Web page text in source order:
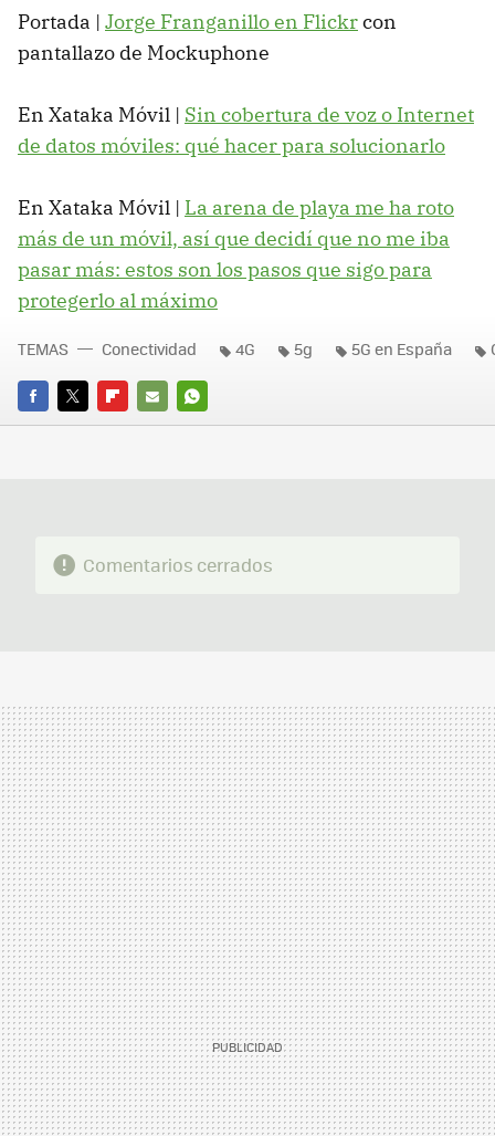
Portada | Jorge Franganillo en Flickrcon
pantallazo de Mockuphone
En Xataka Móvil | Sin cobertura de voz o Internet
de datos móviles: qué hacer para solucionarlo
En Xataka Móvil | La arena de playa me ha roto
más de un móvil, así que decidí que no me iba
pasar más: estos son los pasos que sigo para
protegerlo al máximo
FACEBOOK
TWITTERFLIPBOARD
E-
WHATSAPP
TEMAS Conectividad 4G 5g 5G en España
Comentarios cerrados